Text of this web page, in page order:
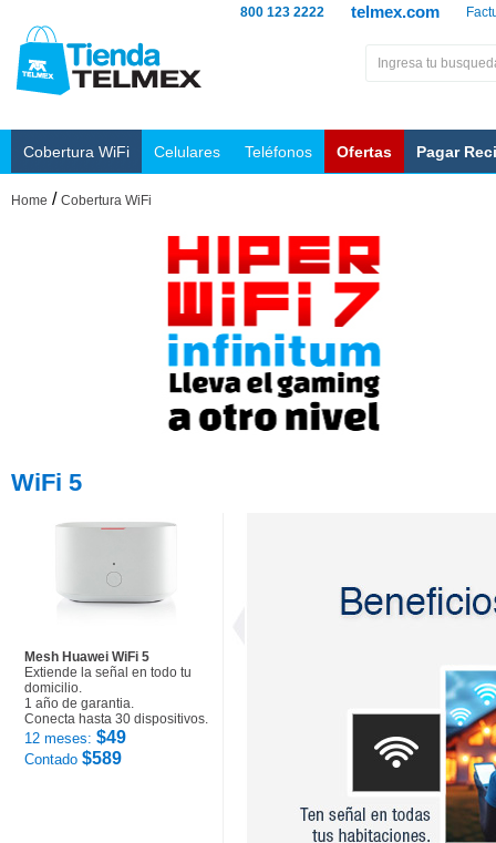
telmex.com
800 123 2222
Cobertura WiFi Celulares Teléfonos Ofertas Pagar
Home / Cobertura WiFi
WiFi 5
Mesh Huawei WiFi 5
Extiende la señal en todo tu
domicilio.
1 año de garantia.
Conecta hasta 30 dispositivos.
12 meses: $49
Contado $589